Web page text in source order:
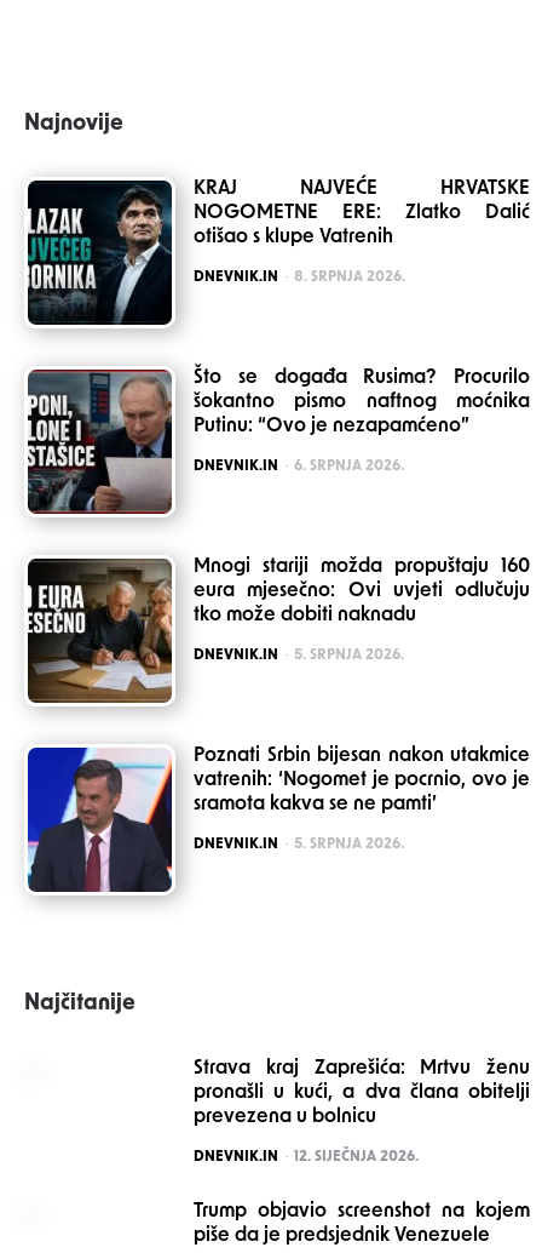
Najnovije
KRAJ NAJVEĆE HRVATSKE
NOGOMETNE ERE: Zlatko Dalić
otišao s klupe Vatrenih
POSTED
DNEVNIK.IN 8. SRPNJA 2026.
Što se događa Rusima? Procurilo
šokantno pismo naftnog moćnika
Putinu: “Ovo je nezapamćeno”
POSTED
DNEVNIK.IN 6. SRPNJA 2026.
Mnogi stariji možda propuštaju 160
eura mjesečno: Ovi uvjeti odlučuju
tko može dobiti naknadu
POSTED
DNEVNIK.IN 5. SRPNJA 2026.
Poznati Srbin bijesan nakon utakmice
vatrenih: ‘Nogomet je pocrnio, ovo je
sramota kakva se ne pamti’
POSTED
DNEVNIK.IN 5. SRPNJA 2026.
Najčitanije
Strava kraj Zaprešića: Mrtvu ženu
pronašli u kući, a dva člana obitelji
prevezena u bolnicu
POSTED
DNEVNIK.IN 12. SIJEČNJA 2026.
Trump objavio screenshot na kojem
piše da je predsjednik Venezuele